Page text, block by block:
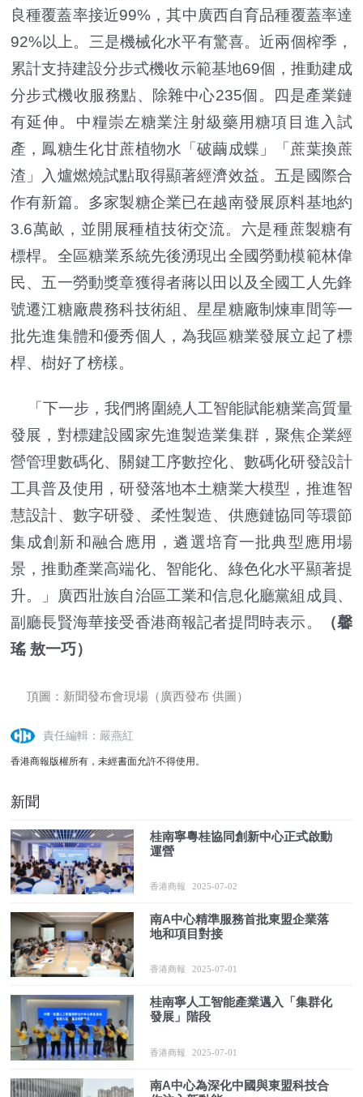
良種覆蓋率接近99%，其中廣西自育品種覆蓋率達
92%以上。三是機械化水平有驚喜。近兩個榨季，
累計支持建設分步式機收示範基地69個，推動建成
分步式機收服務點、除雜中心235個。四是產業鏈
有延伸。中糧崇左糖業注射級藥用糖項目進入試
產，鳳糖生化甘蔗植物水「破繭成蝶」「蔗葉換蔗
渣」入爐燃燒試點取得顯著經濟效益。五是國際合
作有新篇。多家製糖企業已在越南發展原料基地約
3.6萬畝，並開展種植技術交流。六是種蔗製糖有
標桿。全區糖業系統先後湧現出全國勞動模範林偉
民、五一勞動獎章獲得者蔣以田以及全國工人先鋒
號遷江糖廠農務科技術組、星星糖廠制煉車間等一
批先進集體和優秀個人，為我區糖業發展立起了標
桿、樹好了榜樣。
「下一步，我們將圍繞人工智能賦能糖業高質量
發展，對標建設國家先進製造業集群，聚焦企業經
營管理數碼化、關鍵工序數控化、數碼化研發設計
工具普及使用，研發落地本土糖業大模型，推進智
慧設計、數字研發、柔性製造、供應鏈協同等環節
集成創新和融合應用，遴選培育一批典型應用場
景，推動產業高端化、智能化、綠色化水平顯著提
升。」廣西壯族自治區工業和信息化廳黨組成員、
副廳長賢海華接受香港商報記者提問時表示。
（馨
瑤 敖一巧）
頂圖：新聞發布會現場（廣西發布 供圖）
責任編輯：嚴燕紅
香港商報版權所有，未經書面允許不得使用。
新聞
桂南寧粵桂協同創新中心正式啟動
運營
香港商報 2025-07-02
南A中心精準服務首批東盟企業落
地和項目對接
香港商報 2025-07-01
桂南寧人工智能產業邁入「集群化
發展」階段
香港商報 2025-07-01
南A中心為深化中國與東盟科技合